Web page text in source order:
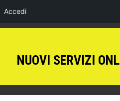
Accedi
NUOVI SERVIZI